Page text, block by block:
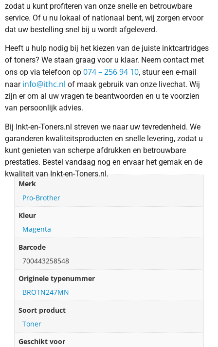
zodat u kunt profiteren van onze snelle en betrouwbare
service. Of u nu lokaal of nationaal bent, wij zorgen ervoor
dat uw bestelling snel bij u wordt afgeleverd.
Heeft u hulp nodig bij het kiezen van de juiste inktcartridges
of toners? We staan graag voor u klaar. Neem contact met
ons op via telefoon op 074 – 256 94 10, stuur een e-mail
naar info@ithc.nl of maak gebruik van onze livechat. Wij
zijn er om al uw vragen te beantwoorden en u te voorzien
van persoonlijk advies.
Bij Inkt-en-Toners.nl streven we naar uw tevredenheid. We
garanderen kwaliteitsproducten en snelle levering, zodat u
kunt genieten van scherpe afdrukken en betrouwbare
prestaties. Bestel vandaag nog en ervaar het gemak en de
kwaliteit van Inkt-en-Toners.nl.
Merk
Pro-Brother
Kleur
Magenta
Barcode
700443258548
Originele typenummer
BROTN247MN
Soort product
Toner
Geschikt voor